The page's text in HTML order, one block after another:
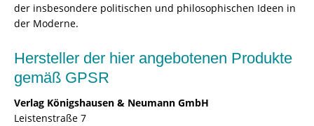
der insbesondere politischen und philosophischen Ideen in
der Moderne.
Hersteller der hier angebotenen Produkte
gemäß GPSR
Verlag Königshausen & Neumann GmbH
Leistenstraße 7